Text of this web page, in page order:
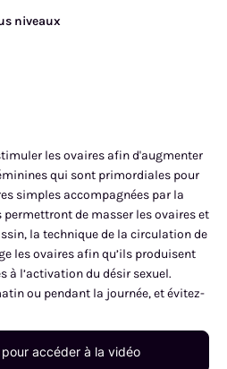
niveaux
les ovaires afin d'augmenter
qui sont primordiales pour
simples accompagnées par la
de masser les ovaires et
la technique de la circulation de
les ovaires afin qu’ils produisent
à l’activation du désir sexuel.
ou pendant la journée, et évitez-
accéder à la vidéo